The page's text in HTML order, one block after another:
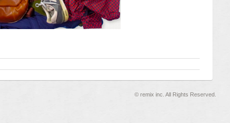
©remix inc. All Rights Reserved.